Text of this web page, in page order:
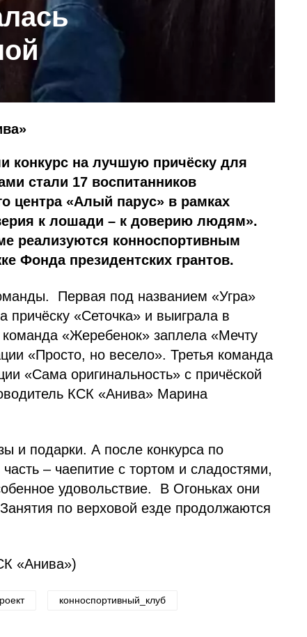
конкурс на лучшую причёску для
стали 17 воспитанников
центра «Алый парус» в рамках
к лошади – к доверию людям».
реализуются конноспортивным
Фонда президентских грантов.
Первая под названием «Угра»
причёску «Сеточка» и выиграла в
«Жеребенок» заплела «Мечту
«Просто, но весело». Третья команда
«Сама оригинальность» с причёской
КСК «Анива» Марина
и подарки. А после конкурса по
– чаепитие с тортом и сладостями,
удовольствие. В Огоньках они
по верховой езде продолжаются
«Анива»)
конноспортивный_клуб